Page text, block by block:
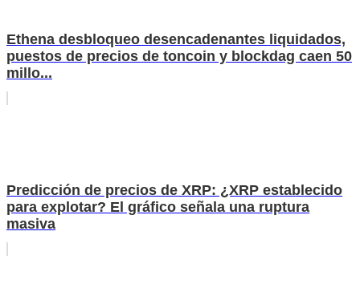
Ethena desbloqueo desencadenantes liquidados,
puestos de precios de toncoin y blockdag caen 50
millo...
Predicción de precios de XRP: ¿XRP establecido
para explotar? El gráfico señala una ruptura
masiva